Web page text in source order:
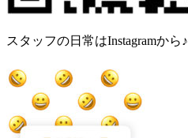
スタッフの日常はInstagramから♪